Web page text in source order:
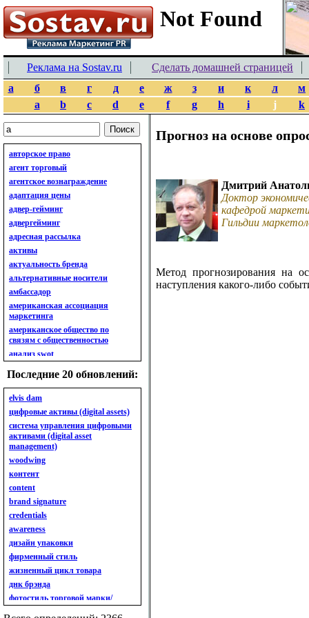
Реклама на Sostav.ru
Сделать домашней страницей
а
б в г д е ж з и к л
м
a
b c d e f g h i j k
авторское право
агент торговый
агентское вознаграждение
адаптация цены
адвер-гейминг
адвергейминг
адресная рассылка
активы
актуальность бренда
альтернативные носители
амбассадор
американская ассоциация
маркетинга
американское общество по
связям с общественностью
анализ swot
анализ бизнес-портфеля
анализ имиджа
анализ кластерный
анализ конкурентов
анализ кросс-культурных
особенностей
анализ мак кинси «7s»
анализ макросистемы
анализ маркетинговый
анализ рынка
анализ ситуационный
анализ экспертный
индивидуальный
анкета
ассортимент
ассортимент товарный.
планирование товарного
ассортимента
ассортимент. глубина
Последние 20 обновлений:
elvis dam
цифровые активы (digital assets)
система управления цифровыми
активами (digital asset
management)
woodwing
контент
content
brand signature
credentials
awareness
дизайн упаковки
фирменный стиль
жизненный цикл товара
днк брэнда
фотостиль торговой марки/
линейки продукции
Прогноз на основе
Дмитрий
Доктор
кафедрой
Гильдии
Метод прогнозирования на
наступления какого-либо